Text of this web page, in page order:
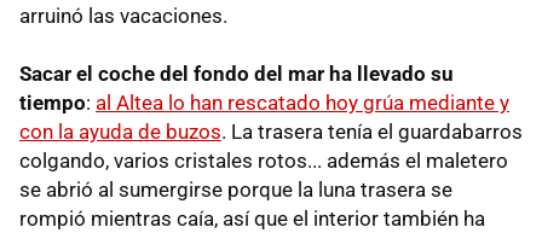
arruinó las vacaciones.
Sacar el coche del fondo del mar ha llevado su
tiempo: al Altea lo han rescatado hoy grúa mediante y
con la ayuda de buzos. La trasera tenía el guardabarros
colgando, varios cristales rotos... además el maletero
se abrió al sumergirse porque la luna trasera se
rompió mientras caía, así que el interior también ha